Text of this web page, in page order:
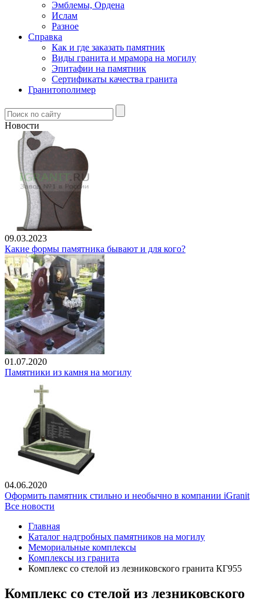
Эмблемы, Ордена
Ислам
Разное
Справка
Как и где заказать памятник
Виды гранита и мрамора на могилу
Эпитафии на памятник
Сертификаты качества гранита
Гранитополимер
Новости
09.03.2023
Какие формы памятника бывают и для кого?
01.07.2020
Памятники из камня на могилу
04.06.2020
Оформить памятник стильно и необычно в компании iGranit
Все новости
Главная
Каталог надгробных памятников на могилу
Мемориальные комплексы
Комплексы из гранита
Комплекс со стелой из лезниковского гранита КГ955
Комплекс со стелой из лезниковского